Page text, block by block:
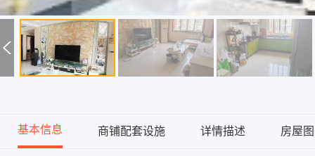
基本信息 商铺配套设施 详情描述 房屋